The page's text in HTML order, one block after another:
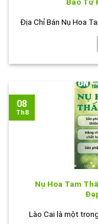
Địa Chỉ Bán Nụ Hoa
Nụ Hoa Tam
Lào Cai là một
08
Th8